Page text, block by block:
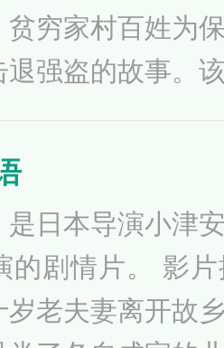
穷家村百姓为
强盗的故事。
贫穷家村百姓
联手击退强盗的
节银狮奖。日本
一名。
是日本导演小津
的剧情片。 影
老夫妻离开故